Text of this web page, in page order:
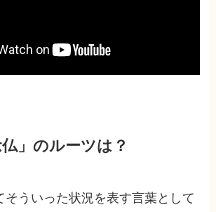
仏」のルーツは？
そういった状況を表す言葉として